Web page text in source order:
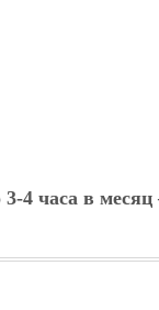
3-4 часа в